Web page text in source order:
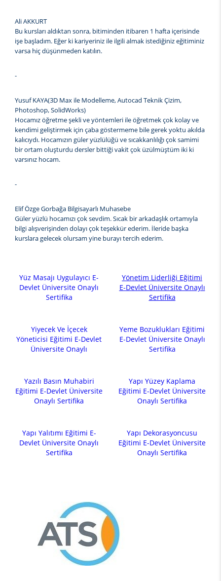
Ali AKKURT
Bu kursları aldıktan sonra, bitiminden itibaren 1 hafta içerisinde
işe başladım. Eğer ki kariyeriniz ile ilgili almak istediğiniz eğitiminiz
varsa hiç düşünmeden katılın.
-
Yusuf KAYA(3D Max ile Modelleme, Autocad Teknik Çizim,
Photoshop, SolidWorks)
Hocamız öğretme şekli ve yöntemleri ile öğretmek çok kolay ve
kendimi geliştirmek için çaba göstermeme bile gerek yoktu akılda
kalıcıydı. Hocamızın güler yüzlülüğü ve sıcakkanlılığı çok samimi
bir ortam oluşturdu dersler bittiği vakit çok üzülmüştüm iki ki
varsınız hocam.
-
Elif Özge Gorbağa Bilgisayarlı Muhasebe
Güler yüzlü hocamızı çok sevdim. Sıcak bir arkadaşlık ortamıyla
bilgi alışverişinden dolayı çok teşekkür ederim. İleride başka
kurslara gelecek olursam yine burayı tercih ederim.
Yüz Masajı Uygulayıcı E-
Devlet Üniversite Onaylı
Sertifika
Yönetim Liderliği Eğitimi
E-Devlet Üniversite Onaylı
Sertifika
Yiyecek Ve İçecek
Yöneticisi Eğitimi E-Devlet
Üniversite Onaylı
Yeme Bozuklukları Eğitimi
E-Devlet Üniversite Onaylı
Sertifika
Yazılı Basın Muhabiri
Eğitimi E-Devlet Üniversite
Onaylı Sertifika
Yapı Yüzey Kaplama
Eğitimi E-Devlet Üniversite
Onaylı Sertifika
Yapı Yalıtımı Eğitimi E-
Devlet Üniversite Onaylı
Sertifika
Yapı Dekorasyoncusu
Eğitimi E-Devlet Üniversite
Onaylı Sertifika